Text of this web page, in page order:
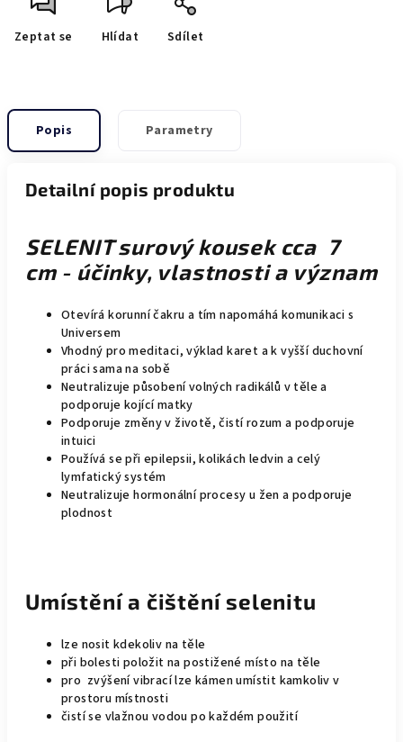
Zeptat se Hlídat Sdílet
Popis Parametry
Detailní popis produktu
SELENIT surový kousek cca 7
cm - účinky, vlastnosti a význam
Otevírá korunní čakru a tím napomáhá komunikaci s
Universem
Vhodný pro meditaci, výklad karet a k vyšší duchovní
práci sama na sobě
Neutralizuje působení volných radikálů v těle a
podporuje kojící matky
Podporuje změny v životě, čistí rozum a podporuje
intuici
Používá se při epilepsii, kolikách ledvin a celý
lymfatický systém
Neutralizuje hormonální procesy u žen a podporuje
plodnost
Umístění a čištění selenitu
lze nosit kdekoliv na těle
při bolesti položit na postižené místo na těle
pro zvýšení vibrací lze kámen umístit kamkoliv v
prostoru místnosti
čistí se vlažnou vodou po každém použití